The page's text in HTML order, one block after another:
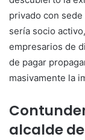
privado con
sería socio
empresarios de
de pagar
masivamente la
alcalde